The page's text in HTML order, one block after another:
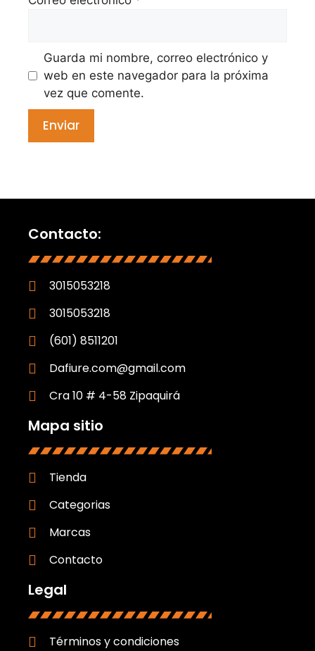
Guarda mi nombre, correo electrónico y
web en este navegador para la próxima
vez que comente.
Contacto:
3015053218
3015053218
(601) 8511201
Dafiure.com@gmail.com
Cra 10 # 4-58 Zipaquirá
Mapa sitio
Tienda
Categorias
Marcas
Contacto
Legal
Términos y condiciones